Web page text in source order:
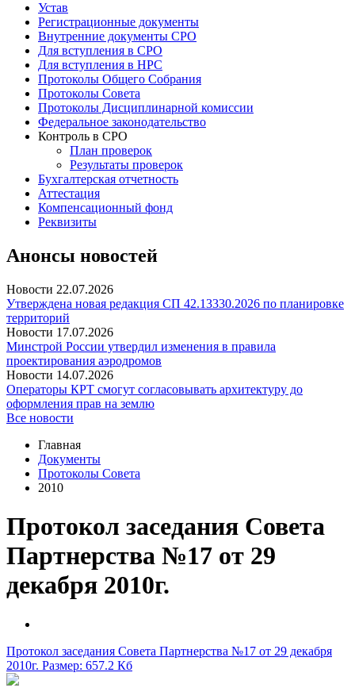
Устав
Регистрационные документы
Внутренние документы СРО
Для вступления в СРО
Для вступления в НРС
Протоколы Общего Собрания
Протоколы Совета
Протоколы Дисциплинарной комиссии
Федеральное законодательство
Контроль в СРО
План проверок
Результаты проверок
Бухгалтерская отчетность
Аттестация
Компенсационный фонд
Реквизиты
Анонсы новостей
Новости 22.07.2026
Утверждена новая редакция СП 42.13330.2026 по планировке
территорий
Новости 17.07.2026
Минстрой России утвердил изменения в правила
проектирования аэродромов
Новости 14.07.2026
Операторы КРТ смогут согласовывать архитектуру до
оформления прав на землю
Все новости
Главная
Документы
Протоколы Совета
2010
Протокол заседания Совета
Партнерства №17 от 29
декабря 2010г.
Протокол заседания Совета Партнерства №17 от 29 декабря
2010г. Размер: 657.2 Кб